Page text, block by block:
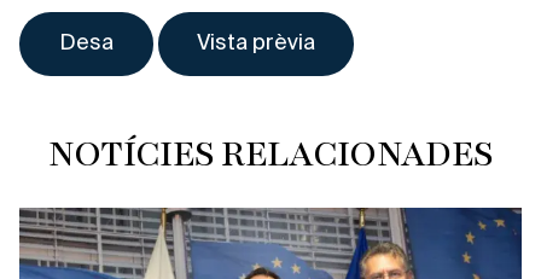
NOTÍCIES RELACIONADES